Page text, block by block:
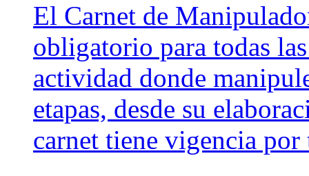
El Carnet de
obligatorio para todas
actividad donde
etapas, desde su
carnet tiene vigencia por